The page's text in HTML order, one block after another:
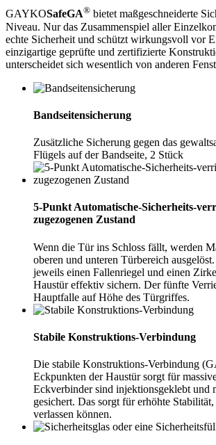
GAYKOSafeGA® bietet maßgeschneiderte
Niveau. Nur das Zusammenspiel aller
echte Sicherheit und schützt wirkungsvoll vor
einzigartige geprüfte und zertifizierte
unterscheidet sich wesentlich von anderen
Bandseiten­sicherung
Zusätzliche Sicherung gegen das
Flügels auf der Bandseite, 2 Stück
5-Punkt Automatische-Sicherheits-
zugezogenen Zustand
Wenn die Tür ins Schloss fällt, werden
oberen und unteren Türbereich
jeweils einen Fallenriegel und einen
Haustür effektiv sichern. Der fünfte
Hauptfalle auf Höhe des Türgriffes.
Stabile Konstruktions-Verbindung
Die stabile Konstruktions-Verbindung
Eckpunkten der Haustür sorgt für
Eckverbinder sind injektionsgeklebt und
gesichert. Das sorgt für erhöhte
verlassen können.